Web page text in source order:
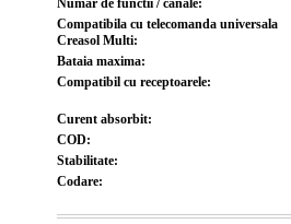
Numar de functii / canale:
Compatibila cu telecomanda universala
Creasol Multi:
Bataia maxima:
Compatibil cu receptoarele:
Curent absorbit:
COD:
Stabilitate:
Codare: